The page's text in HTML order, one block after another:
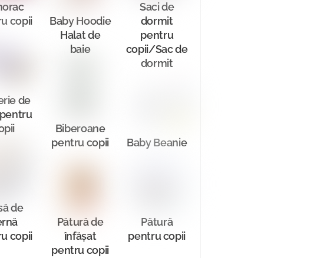
copii
de
de
copii
Baby Hoodie
Halat de
baie
Biberoane
pentru copii
Pătură de
înfășat
pentru copii
Saci de
dormit
pentru
copii/Sac de
dormit
Baby Beanie
Pătură
pentru copii